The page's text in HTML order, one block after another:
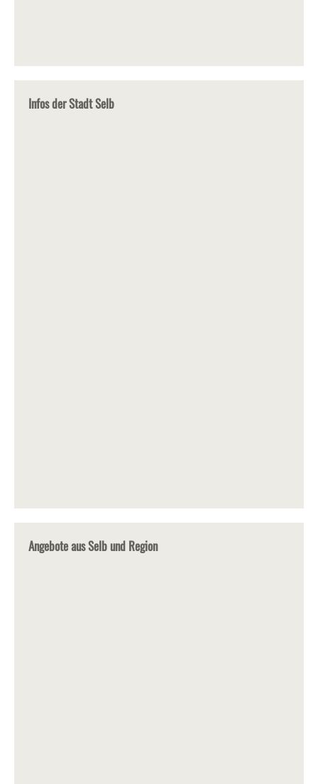
Infos der Stadt Selb
Angebote aus Selb und Region